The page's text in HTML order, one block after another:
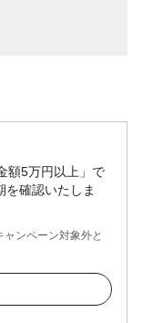
額5万円以上」で
を確認いたしま
ンペーン対象外と